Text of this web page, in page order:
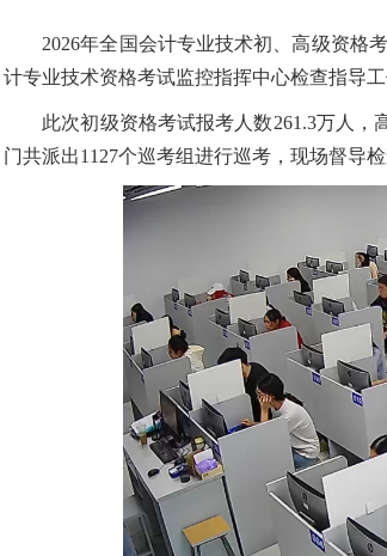
2026年全国会计专业技术初、高级资格考
计专业技术资格考试监控指挥中心检查指导
此次初级资格考试报考人数261.3万人，高
门共派出1127个巡考组进行巡考，现场督导检